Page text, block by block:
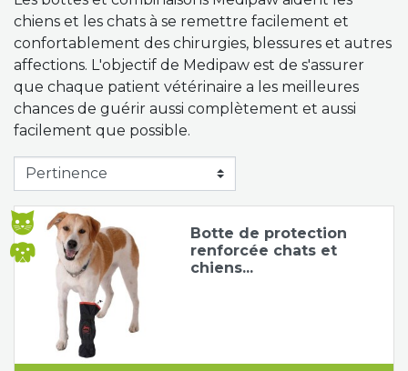
chiens et les chats à se remettre facilement et
confortablement des chirurgies, blessures et autres
affections. L'objectif de Medipaw est de s'assurer
que chaque patient vétérinaire a les meilleures
chances de guérir aussi complètement et aussi
facilement que possible.
Botte de protection
renforcée chats et
chiens...
Ultrasons
Magneto
Radiofréquence
Cryothérapie
Lampe infrarouge
Tapis de course
Analyse biomécanique
Poids de jambe
Parcours de marche
Taping
Analyse biomécanique
Tapis de course
Les packs kiné
Couchage
Compresse
Manteaux